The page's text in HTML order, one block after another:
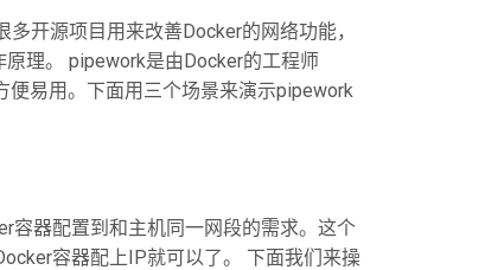
开源项目用来改善Docker的网络功能，
理。 pipework是由Docker的工程师
易用。下面用三个场景来演示pipework
容器配置到和主机同一网段的需求。这个
容器配上IP就可以了。 下面我们来操